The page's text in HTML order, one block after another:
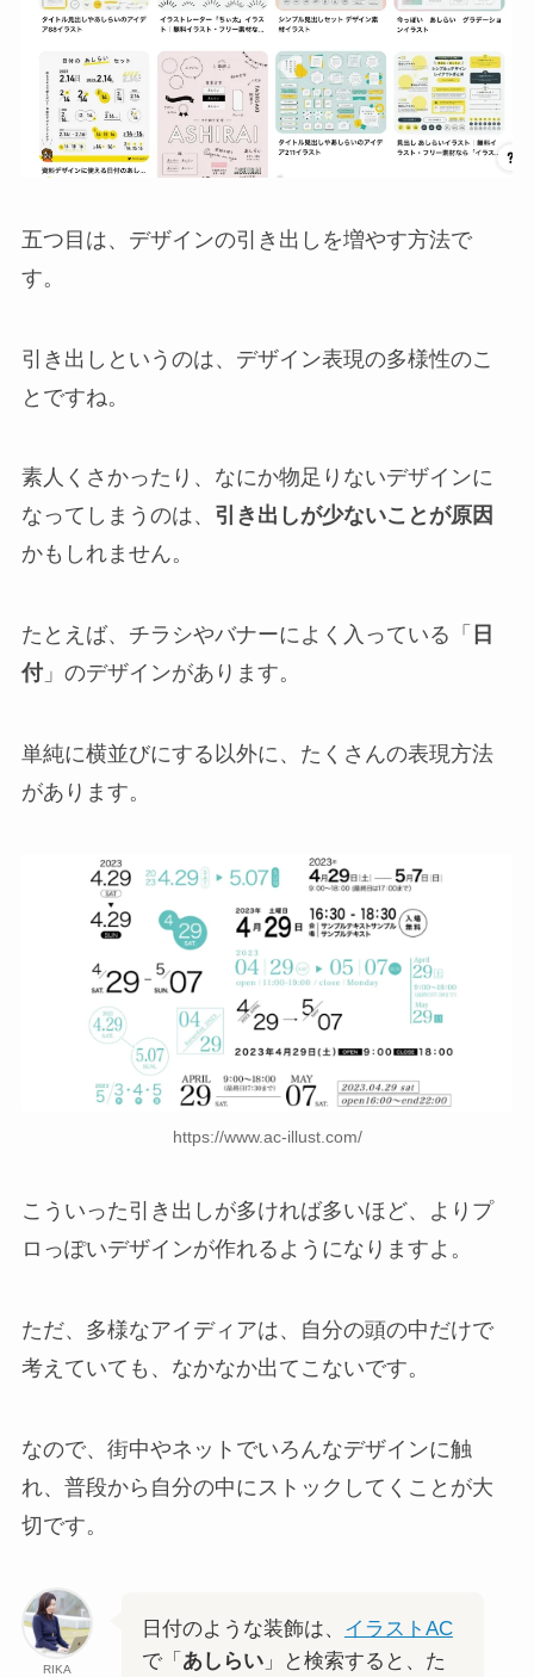
五つ目は、デザインの引き出しを増やす方法で
す。
引き出しというのは、デザイン表現の多様性のこ
とですね。
素人くさかったり、なにか物足りないデザインに
なってしまうのは、 引き出しが少ないことが原因
かもしれません。
たとえば、チラシやバナーによく入っている「 日
付」のデザインがあります。
単純に横並びにする以外に、たくさんの表現方法
があります。
https://www.ac-illust.com/
こういった引き出しが多ければ多いほど、よりプ
ロっぽいデザインが作れるようになりますよ。
ただ、多様なアイディアは、自分の頭の中だけで
考えていても、なかなか出てこないです。
なので、街中やネットでいろんなデザインに触
れ、普段から自分の中にストックしてくことが大
切です。
RIKA
日付のような装飾は、 イラストAC
で「 あしらい」と検索すると、た